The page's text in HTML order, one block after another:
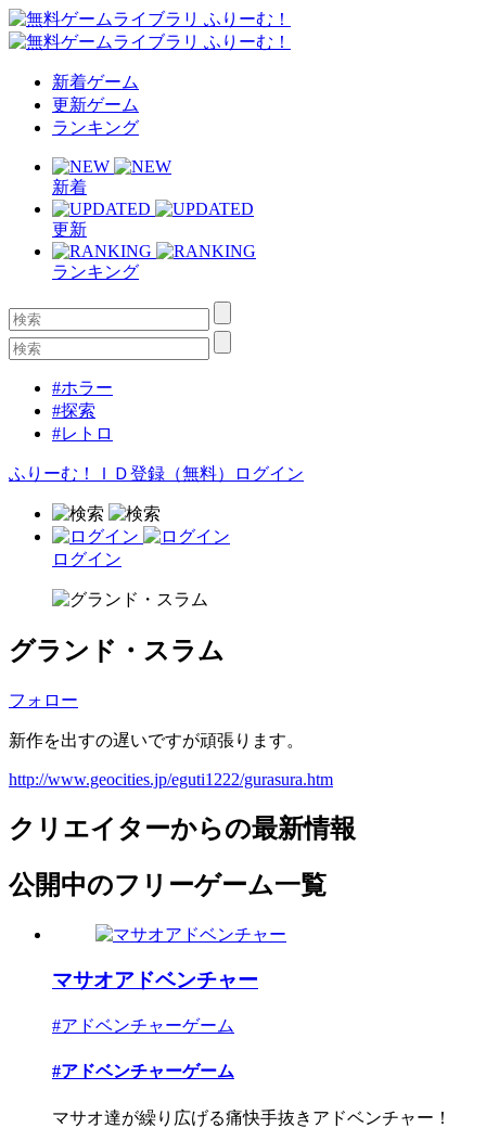
新着ゲーム
更新ゲーム
ランキング
新着
更新
ランキング
#ホラー
#探索
#レトロ
ふりーむ！ＩＤ登録（無料） ログイン
ログイン
グランド・スラム
フォロー
新作を出すの遅いですが頑張ります。
http://www.geocities.jp/eguti1222/gurasura.htm
クリエイターからの最新情報
公開中のフリーゲーム一覧
マサオアドベンチャー
#アドベンチャーゲーム
#アドベンチャーゲーム
マサオ達が繰り広げる痛快手抜きアドベンチャー！